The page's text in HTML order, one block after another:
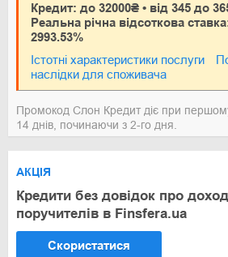
Кредит: до 32000₴ • від 345 до
Реальна річна відсоткова
2993.53%
Істотні характеристики послуги
наслідки для споживача
Промокод Слон Кредит діє при
14 днів, починаючи з 2-го дня.
АКЦІЯ
Кредити без довідок про
поручителів в Finsfera.ua
Скористатися